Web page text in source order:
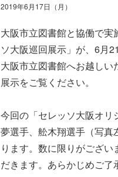
2019年6月17日（月）
大阪市立図書館と協働で
ソ大阪巡回展示」が、6月
大阪市立図書館へお越し
展示をご覧ください。
今回の「セレッソ大阪オ
夢選手、舩木翔選手（写
ります。数に限りがござ
だきます。あらかじめご了